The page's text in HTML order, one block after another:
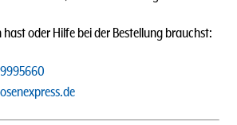
hast oder Hilfe bei der Bestellung brauchst: